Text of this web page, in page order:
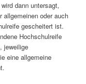
dann untersagt,
allgemeinen oder auch
gescheitert ist.
Hochschulreife
jeweilige
eine allgemeine